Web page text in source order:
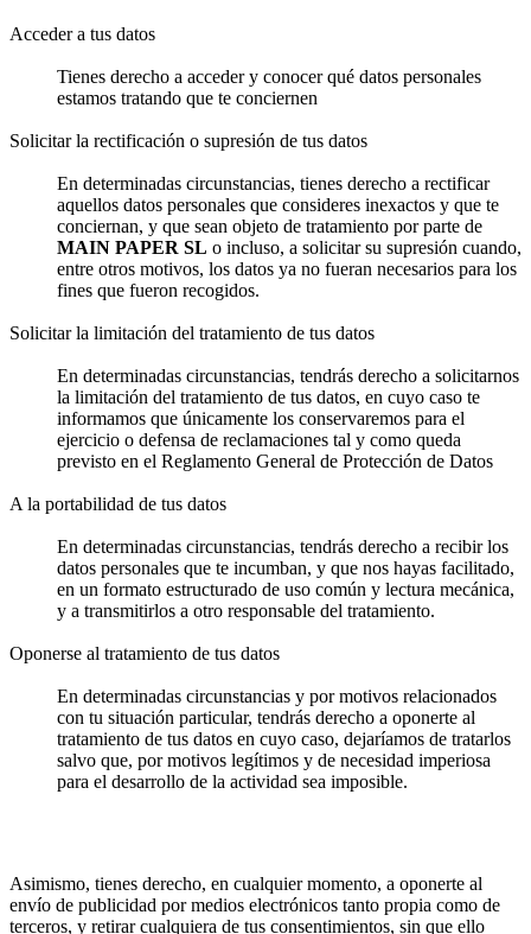
Acceder a tus datos
Tienes derecho a acceder y conocer qué datos personales
estamos tratando que te conciernen
Solicitar la rectificación o supresión de tus datos
En determinadas circunstancias, tienes derecho a rectificar
aquellos datos personales que consideres inexactos y que te
conciernan, y que sean objeto de tratamiento por parte de
MAIN PAPER SL o incluso, a solicitar su supresión cuando,
entre otros motivos, los datos ya no fueran necesarios para los
fines que fueron recogidos.
Solicitar la limitación del tratamiento de tus datos
En determinadas circunstancias, tendrás derecho a solicitarnos
la limitación del tratamiento de tus datos, en cuyo caso te
informamos que únicamente los conservaremos para el
ejercicio o defensa de reclamaciones tal y como queda
previsto en el Reglamento General de Protección de Datos
A la portabilidad de tus datos
En determinadas circunstancias, tendrás derecho a recibir los
datos personales que te incumban, y que nos hayas facilitado,
en un formato estructurado de uso común y lectura mecánica,
y a transmitirlos a otro responsable del tratamiento.
Oponerse al tratamiento de tus datos
En determinadas circunstancias y por motivos relacionados
con tu situación particular, tendrás derecho a oponerte al
tratamiento de tus datos en cuyo caso, dejaríamos de tratarlos
salvo que, por motivos legítimos y de necesidad imperiosa
para el desarrollo de la actividad sea imposible.
Asimismo, tienes derecho, en cualquier momento, a oponerte al
envío de publicidad por medios electrónicos tanto propia como de
terceros, y retirar cualquiera de tus consentimientos, sin que ello